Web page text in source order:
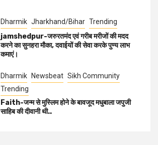
Dharmik Jharkhand/Bihar Trending
jamshedpur-जरुरतमंद एवं गरीब मरीजों की मदद
करने का सुनहरा मौका, दवाईयों की सेवा करके पुण्य लाभ
कमाएं।
Dharmik Newsbeat Sikh Community
Trending
Faith-जन्म से मुस्लिम होने के बावजूद मधुबाला जपुजी
साहिब की दीवानी थी..